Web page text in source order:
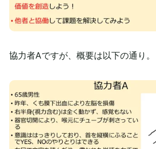
協力者Aですが、概要は以下の通り。